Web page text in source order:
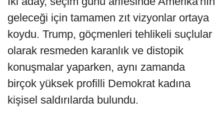
geleceği için tamamen zıt vizyonlar ortaya
koydu. Trump, göçmenleri tehlikeli suçlular
olarak resmeden karanlık ve distopik
konuşmalar yaparken, aynı zamanda
birçok yüksek profilli Demokrat kadına
kişisel saldırılarda bulundu.